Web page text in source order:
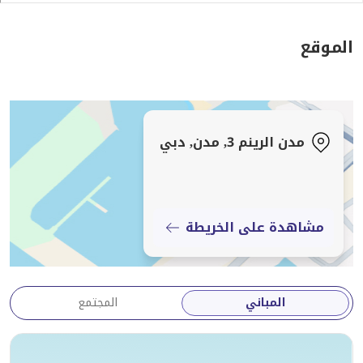
الموقع
مدن الرينم 3, مدن, دبي
مشاهدة على الخريطة
المباني المجتمع